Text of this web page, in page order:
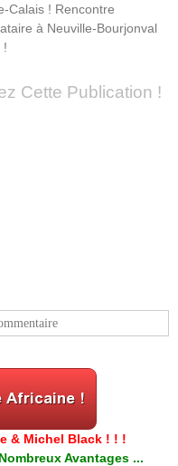
Calais ! Rencontre
à Neuville-Bourjonval
!
Cette Publication !
& Michel Black ! ! !
Avantages ...